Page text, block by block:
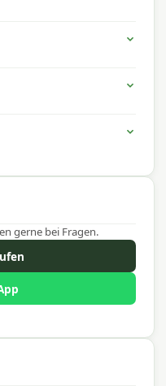
gerne bei Fragen.